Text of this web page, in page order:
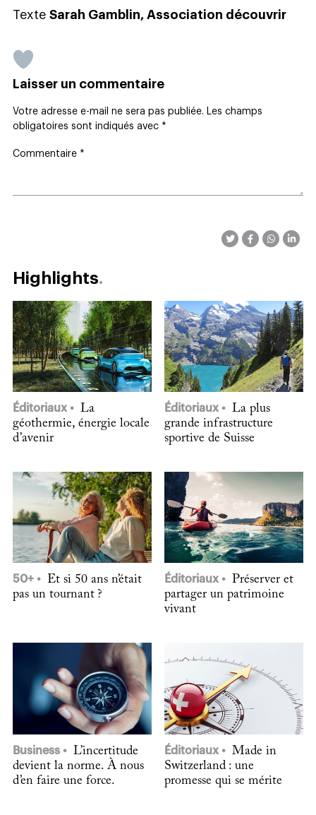
Texte Sarah Gamblin, Association découvrir
Laisser un commentaire
Votre adresse e-mail ne sera pas publiée. Les champs
obligatoires sont indiqués avec *
Commentaire *
Highlights
Éditoriaux
La
géothermie, énergie locale
d’avenir
Éditoriaux
La plus
grande infrastructure
sportive de Suisse
50+
Et si 50 ans n’était
pas un tournant ?
Éditoriaux
Préserver et
partager un patrimoine
vivant
Business
L’incertitude
devient la norme. À nous
d’en faire une force.
Éditoriaux
Made in
Switzerland : une
promesse qui se mérite